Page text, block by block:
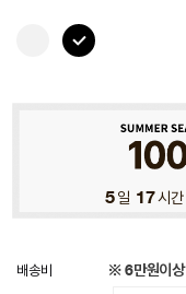
5일 17시간
배송비 ※ 6만원이상